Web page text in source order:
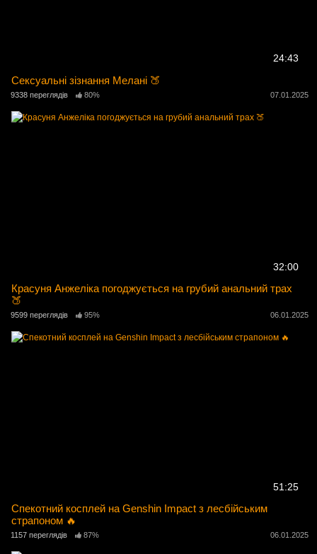
24:43
Сексуальні зізнання Мелані 🍑
9338 переглядів 80% 07.01.2025
32:00
Красуня Анжеліка погоджується на грубий анальний трах
🍑
9599 переглядів 95% 06.01.2025
51:25
Спекотний косплей на Genshin Impact з лесбійським
страпоном 🔥
1157 переглядів 87% 06.01.2025